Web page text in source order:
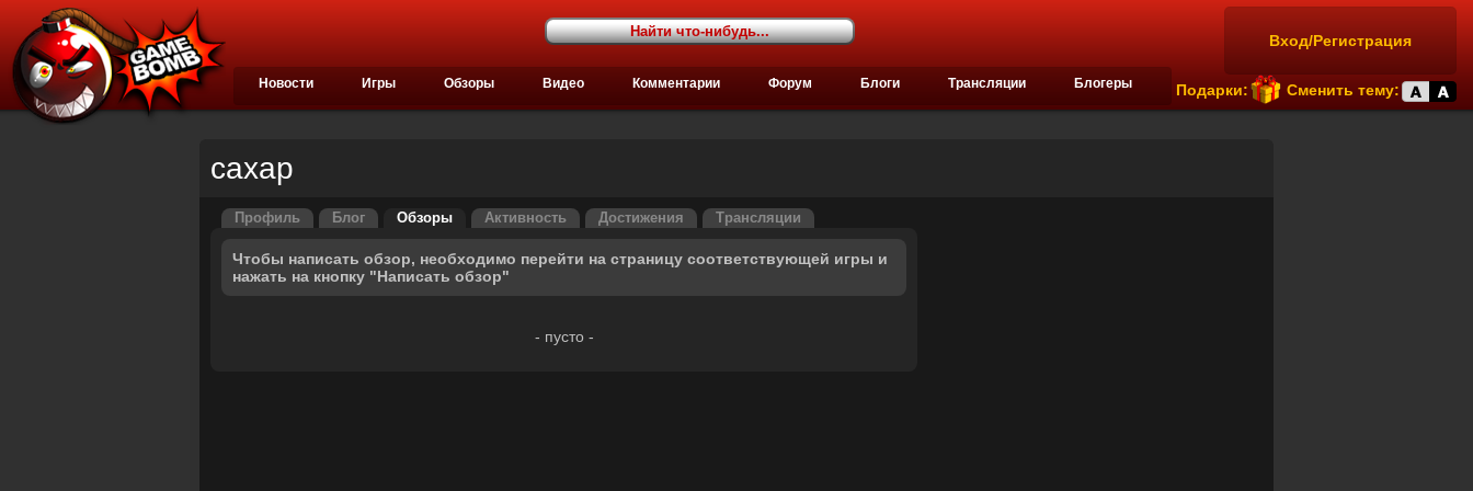
Вход/Регистрация
Подарки: Сменить тему:
Новости Игры Обзоры Видео Комментарии Форум Блоги Трансляции Блогеры
caxap
Профиль Блог Обзоры Активность Достижения Трансляции
Чтобы написать обзор, необходимо перейти на страницу соответствующей игры и
нажать на кнопку "Написать обзор"
- пусто -